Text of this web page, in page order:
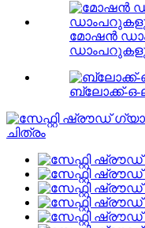
മോഷൻ
ബ്ലോക്ക്-ഒ-